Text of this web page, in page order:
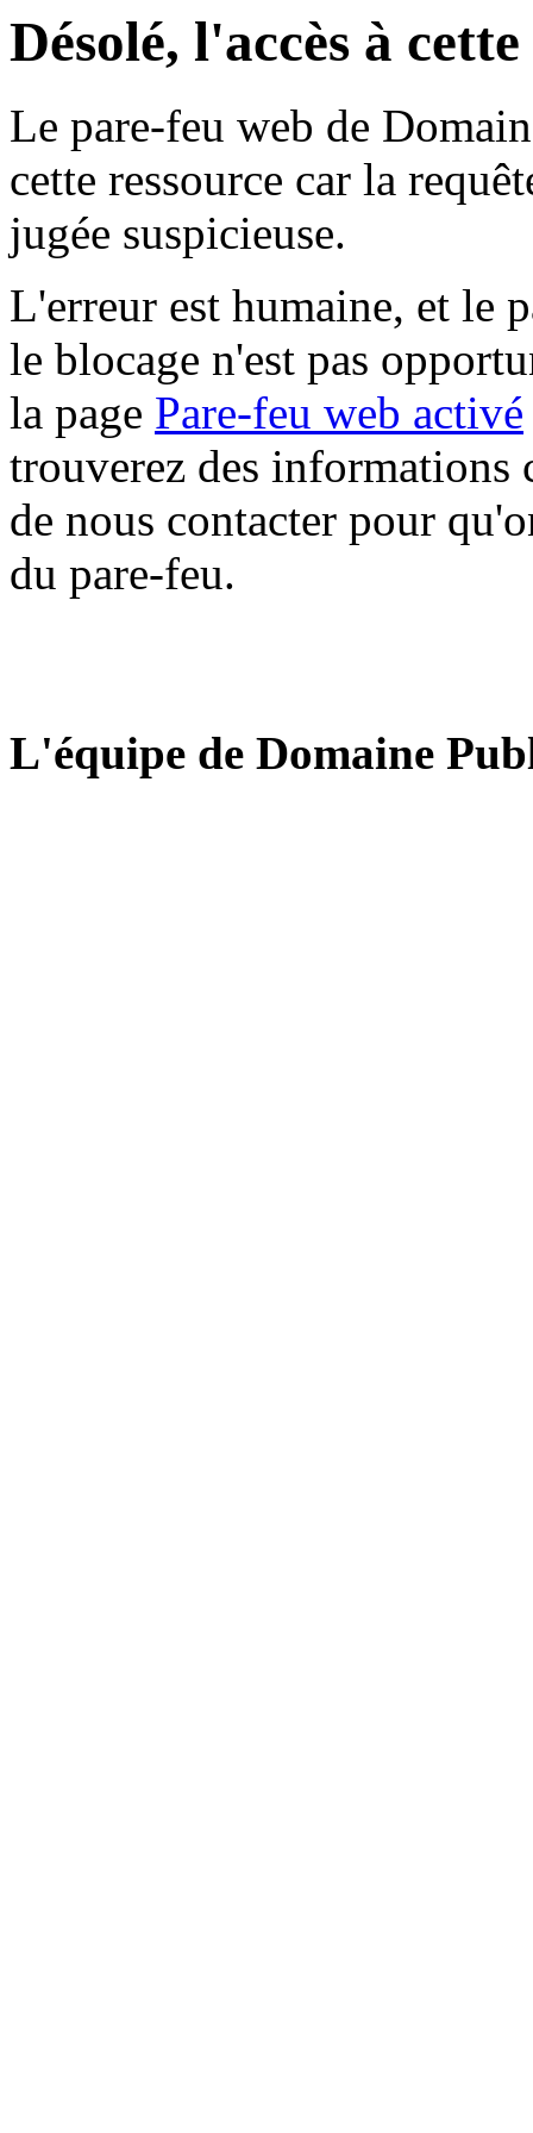
Désolé, l'accès à
Le pare-feu web de
cette ressource car la
jugée suspicieuse.
L'erreur est humaine, et le
le blocage n'est pas
la page Pare-feu web activé
trouverez des informations
de nous contacter pour
du pare-feu.
L'équipe de Domaine